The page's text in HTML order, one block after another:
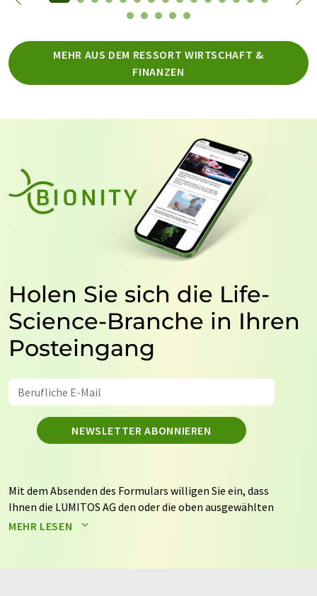
MEHR AUS DEM RESSORT WIRTSCHAFT &
FINANZEN
Holen Sie sich die Life-
Science-Branche in Ihren
Posteingang
NEWSLETTER ABONNIEREN
Mit dem Absenden des Formulars willigen Sie ein, dass
Ihnen die LUMITOS AG den oder die oben ausgewählten
Newsletter per E-Mail zusendet. Ihre Daten werden
auf Basis unsererDatenschutzerklärung. LUMITOS darf
MEHR LESEN